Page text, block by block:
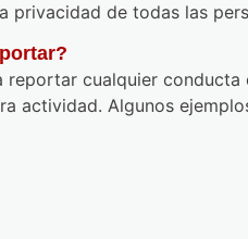
de todas las
reportar cualquier
actividad. Algunos